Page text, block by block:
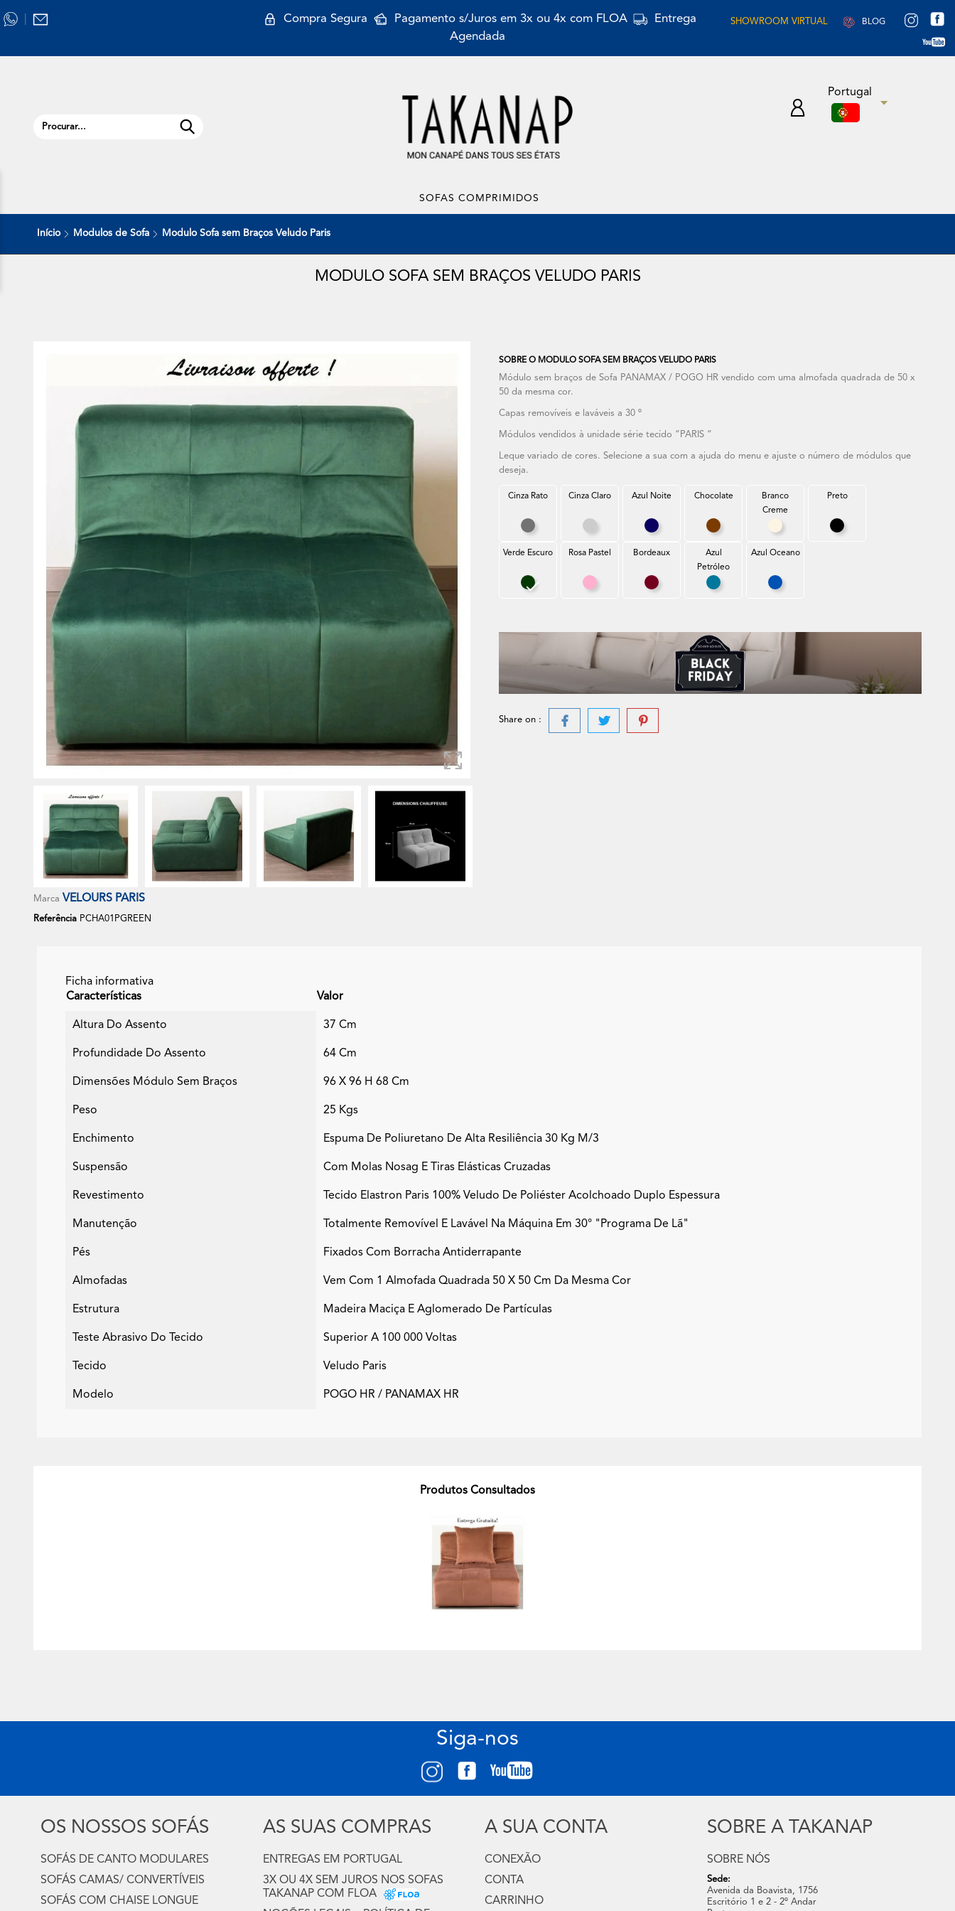
Compra Segura Pagamento s/Juros em 3x ou 4x com FLOA
Entrega
Agendada
SHOWROOM VIRTUAL BLOG
Portugal
SOFAS COMPRIMIDOS
Início Modulos de Sofa Modulo Sofa sem Braços Veludo Paris
MODULO SOFA SEM BRAÇOS VELUDO PARIS
SOBRE O MODULO SOFA SEM BRAÇOS VELUDO PARIS
Módulo sem braços de Sofa PANAMAX / POGO HR vendido com uma almofada quadrada de 50 x
50 da mesma cor.
Capas removíveis e laváveis a 30 º
Módulos vendidos à unidade série tecido “PARIS “
Leque variado de cores. Selecione a sua com a ajuda do menu e ajuste o número de módulos que
deseja.
Cinza Rato
Cinza Rato
Cinza Claro Azul Noite
Azul Noite
Chocolate
Chocolate
Branco
Creme
Branco Creme
Preto
Preto
Verde Escuro
Verde Escuro
Rosa Pastel
Rosa Pastel
Bordeaux
Bordeaux
Azul
Petróleo
Azul Petróleo
Azul Oceano
Azul Oceano
Share on :
Marca VELOURS PARIS
Referência PCHA01PGREEN
Ficha informativa
Características
Valor
Altura Do Assento 37 Cm
Profundidade Do Assento 64 Cm
Dimensões Módulo Sem Braços 96 X 96 H 68 Cm
Peso 25 Kgs
Enchimento Espuma De Poliuretano De Alta Resiliência 30 Kg M/3
Suspensão Com Molas Nosag E Tiras Elásticas Cruzadas
Revestimento Tecido Elastron Paris 100% Veludo De Poliéster Acolchoado Duplo Espessura
Manutenção Totalmente Removível E Lavável Na Máquina Em 30° "programa De Lã"
Pés Fixados Com Borracha Antiderrapante
Almofadas Vem Com 1 Almofada Quadrada 50 X 50 Cm Da Mesma Cor
Estrutura Madeira Maciça E Aglomerado De Partículas
Teste Abrasivo Do Tecido Superior A 100 000 Voltas
Tecido Veludo Paris
Modelo POGO HR / PANAMAX HR
Produtos Consultados
Siga-nos
OS NOSSOS SOFÁS
SOFÁS DE CANTO MODULARES
SOFÁS CAMAS/ CONVERTÍVEIS
SOFÁS COM CHAISE LONGUE
AS SUAS COMPRAS
ENTREGAS EM PORTUGAL
3X OU 4X SEM JUROS NOS SOFAS
TAKANAP COM FLOA
A SUA CONTA
CONEXÃO
CONTA
CARRINHO
SOBRE A TAKANAP
SOBRE NÓS
Sede:
Avenida da Boavista, 1756
Escritório 1 e 2 - 2º Andar